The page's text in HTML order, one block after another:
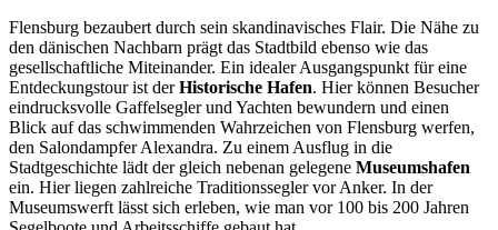
Flensburg bezaubert durch sein skandinavisches Flair. Die Nähe zu
den dänischen Nachbarn prägt das Stadtbild ebenso wie das
gesellschaftliche Miteinander. Ein idealer Ausgangspunkt für eine
Entdeckungstour ist derHistorische Hafen. Hier können Besucher
eindrucksvolle Gaffelsegler und Yachten bewundern und einen
Blick auf das schwimmenden Wahrzeichen von Flensburg werfen,
den Salondampfer Alexandra. Zu einem Ausflug in die
Stadtgeschichte lädt der gleich nebenan gelegene Museumshafen
ein. Hier liegen zahlreiche Traditionssegler vor Anker. In der
Museumswerft lässt sich erleben, wie man vor 100 bis 200 Jahren